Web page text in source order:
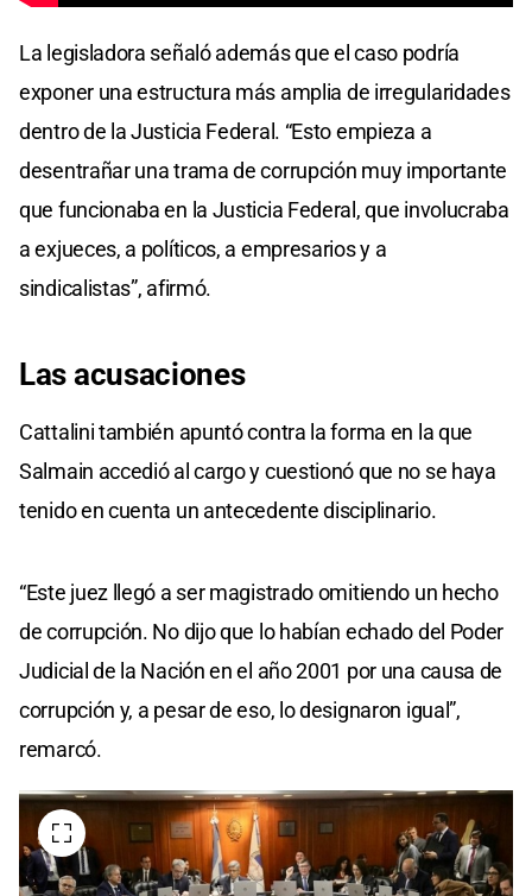
La legisladora señaló además que el caso podría
exponer una estructura más amplia de irregularidades
dentro de la Justicia Federal. “Esto empieza a
desentrañar una trama de corrupción muy importante
que funcionaba en la Justicia Federal, que involucraba
a exjueces, a políticos, a empresarios y a
sindicalistas”, afirmó.
Las acusaciones
Cattalini también apuntó contra la forma en la que
Salmain accedió al cargo y cuestionó que no se haya
tenido en cuenta un antecedente disciplinario.
“Este juez llegó a ser magistrado omitiendo un hecho
de corrupción. No dijo que lo habían echado del Poder
Judicial de la Nación en el año 2001 por una causa de
corrupción y, a pesar de eso, lo designaron igual”,
remarcó.